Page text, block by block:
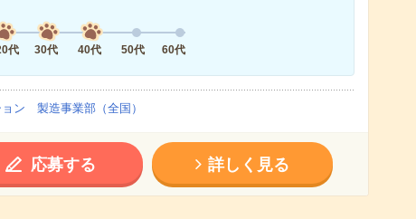
代
30代 40代 50代 60代
ン 製造事業部（全国）
応募する 詳しく見る